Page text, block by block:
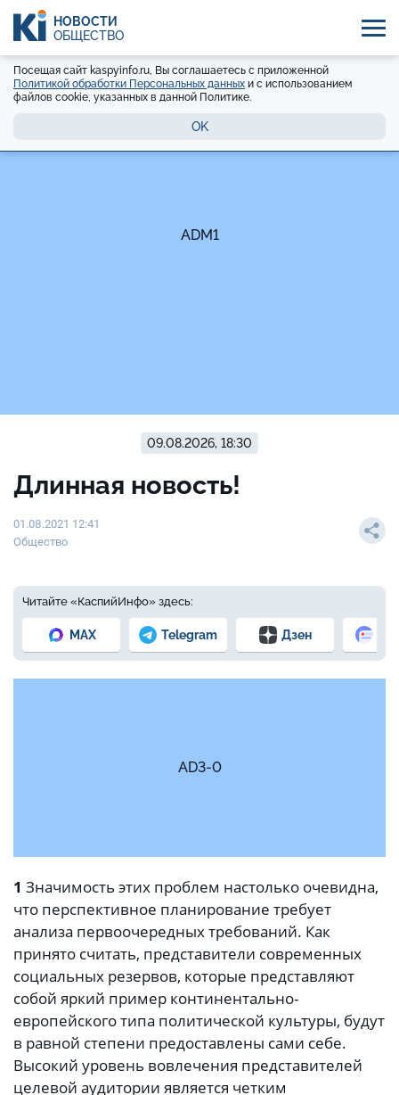
НОВОСТИ
ОБЩЕСТВО
Посещая сайт kaspyinfo.ru, Вы соглашаетесь с приложенной
Политикой обработки Персональных данных и с использованием
файлов cookie, указанных в данной Политике.
OK
ADM1
09.08.2026, 18:30
Длинная новость!
01.08.2021 12:41
Общество
Читайте «КаспийИнфо» здесь:
MAX Telegram Дзен
AD3-0
1 Значимость этих проблем настолько очевидна,
что перспективное планирование требует
анализа первоочередных требований. Как
принято считать, представители современных
социальных резервов, которые представляют
собой яркий пример континентально-
европейского типа политической культуры, будут
в равной степени предоставлены сами себе.
Высокий уровень вовлечения представителей
целевой аудитории является четким